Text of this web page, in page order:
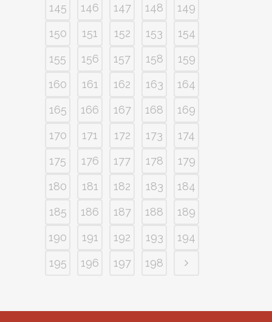
145
146 147 148
149
150
151 152 153
154
155
156 157 158
159
160
161 162 163
164
165
166 167 168
169
170
171 172 173
174
175
176 177 178
179
180
181 182 183
184
185
186 187 188
189
190
191 192 193
194
195
196 197 198